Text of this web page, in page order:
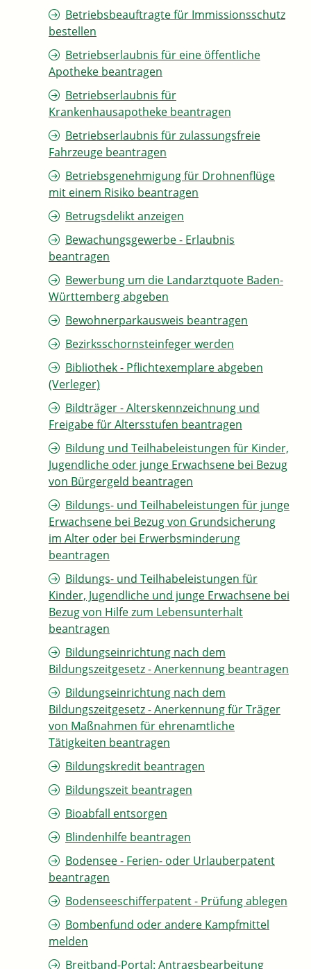
Betriebsbeauftragte für Immissionsschutz
bestellen
Betriebserlaubnis für eine öffentliche
Apotheke beantragen
Betriebserlaubnis für
Krankenhausapotheke beantragen
Betriebserlaubnis für zulassungsfreie
Fahrzeuge beantragen
Betriebsgenehmigung für Drohnenflüge
mit einem Risiko beantragen
Betrugsdelikt anzeigen
Bewachungsgewerbe - Erlaubnis
beantragen
Bewerbung um die Landarztquote Baden-
Württemberg abgeben
Bewohnerparkausweis beantragen
Bezirksschornsteinfeger werden
Bibliothek - Pflichtexemplare abgeben
(Verleger)
Bildträger - Alterskennzeichnung und
Freigabe für Altersstufen beantragen
Bildung und Teilhabeleistungen für Kinder,
Jugendliche oder junge Erwachsene bei Bezug
von Bürgergeld beantragen
Bildungs- und Teilhabeleistungen für junge
Erwachsene bei Bezug von Grundsicherung
im Alter oder bei Erwerbsminderung
beantragen
Bildungs- und Teilhabeleistungen für
Kinder, Jugendliche und junge Erwachsene bei
Bezug von Hilfe zum Lebensunterhalt
beantragen
Bildungseinrichtung nach dem
Bildungszeitgesetz - Anerkennung beantragen
Bildungseinrichtung nach dem
Bildungszeitgesetz - Anerkennung für Träger
von Maßnahmen für ehrenamtliche
Tätigkeiten beantragen
Bildungskredit beantragen
Bildungszeit beantragen
Bioabfall entsorgen
Blindenhilfe beantragen
Bodensee - Ferien- oder Urlauberpatent
beantragen
Bodenseeschifferpatent - Prüfung ablegen
Bombenfund oder andere Kampfmittel
melden
Breitband-Portal: Antragsbearbeitung